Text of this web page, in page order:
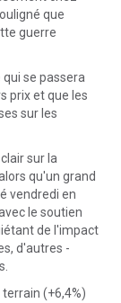
que
guerre
se passera
prix et que les
sur les
sur la
qu'un grand
vendredi en
le soutien
de l'impact
d'autres -
(+6,4%)